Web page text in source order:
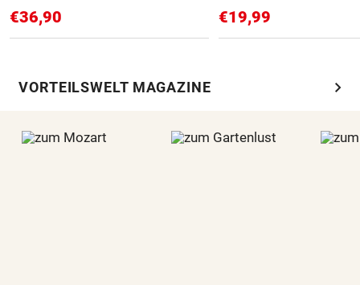
€36,90 €19,99
VORTEILSWELT MAGAZINE chevron_right